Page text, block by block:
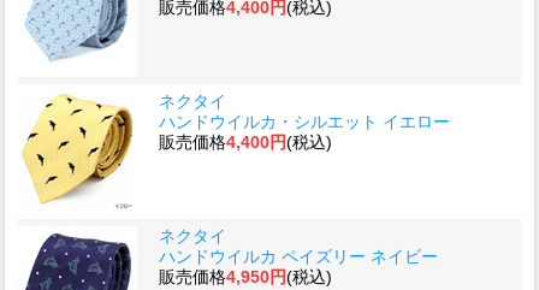
販売価格4,400円(税込)
ネクタイ
ハンドウイルカ・シルエット イエロー
販売価格4,400円(税込)
ネクタイ
ハンドウイルカ ペイズリー ネイビー
販売価格4,950円(税込)